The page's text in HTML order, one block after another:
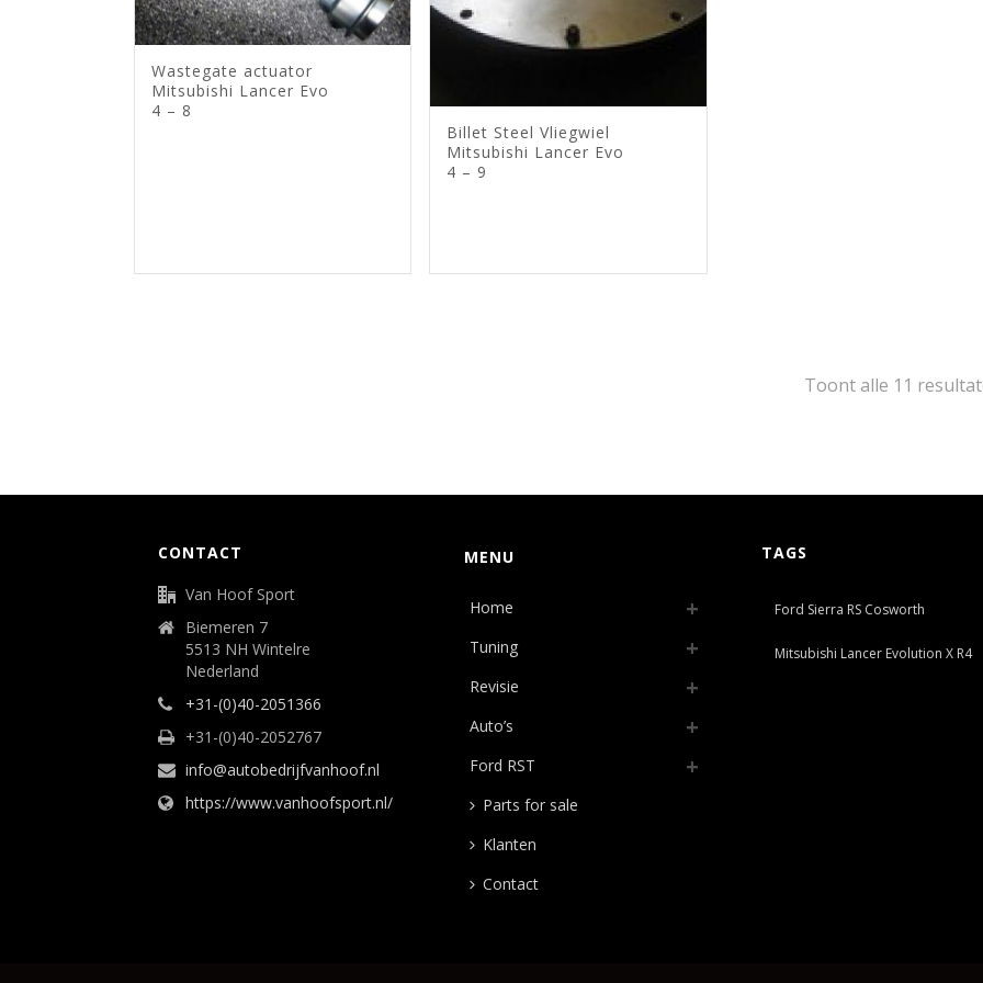
Wastegate actuator
Mitsubishi Lancer Evo
4 – 8
Billet Steel Vliegwiel
Mitsubishi Lancer Evo
4 – 9
Toont alle 11
CONTACT
Van Hoof Sport
Biemeren 7
5513 NH Wintelre
Nederland
+31-(0)40-2051366
+31-(0)40-2052767
info@autobedrijfvanhoof.nl
https://www.vanhoofsport.nl/
MENU
Home
Tuning
Revisie
Auto’s
Ford RST
Parts for sale
Klanten
Contact
TAGS
Ford Sierra RS Cosworth
Mitsubishi Lancer Evolution X R4